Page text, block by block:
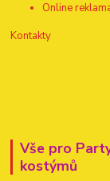
Online
Kontakty
Vše pro
kostýmů